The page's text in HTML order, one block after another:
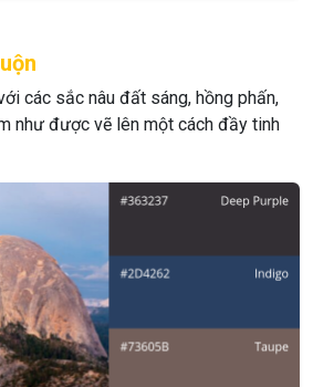
các sắc nâu đất sáng, hồng phấn,
như được vẽ lên một cách đầy tinh